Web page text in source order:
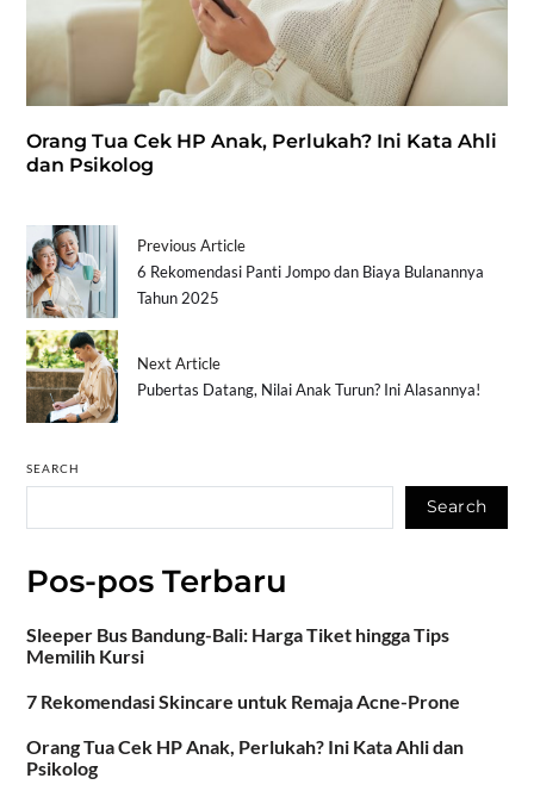
Orang Tua Cek HP Anak, Perlukah? Ini Kata Ahli
dan Psikolog
Previous Article
6 Rekomendasi Panti Jompo dan Biaya Bulanannya
Tahun 2025
Next Article
Pubertas Datang, Nilai Anak Turun? Ini Alasannya!
SEARCH
Search
Pos-pos Terbaru
Sleeper Bus Bandung-Bali: Harga Tiket hingga Tips
Memilih Kursi
7 Rekomendasi Skincare untuk Remaja Acne-Prone
Orang Tua Cek HP Anak, Perlukah? Ini Kata Ahli dan
Psikolog